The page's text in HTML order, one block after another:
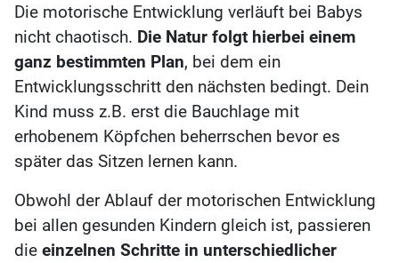
Die motorische Entwicklung verläuft bei Babys
nicht chaotisch. Die Natur folgt hierbei einem
ganz bestimmten Plan, bei dem ein
Entwicklungsschritt den nächsten bedingt. Dein
Kind muss z.B. erst die Bauchlage mit
erhobenem Köpfchen beherrschen bevor es
später das Sitzen lernen kann.
Obwohl der Ablauf der motorischen Entwicklung
bei allen gesunden Kindern gleich ist, passieren
die einzelnen Schritte in unterschiedlicher